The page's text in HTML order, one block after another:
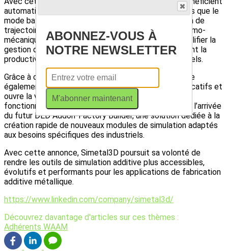
automatiquement de fonctionnalités avancées telles que le
mode batch, l’analyse de sensibilité, la compensation de
trajectoire, ainsi que les simulations thermiques, thermo-
mécaniques et Inherent Strain. L’objectif est de simplifier la
gestion des simulations complexes tout en améliorant la
productivité et la robustesse des workflows industriels.
Grâce à cette approche modulaire, Simetal3D facilite
également le développement de nouveaux cas applicatifs et
ouvre la voie à une intégration plus rapide de futures
fonctionnalités. Cette stratégie prépare notamment l’arrivée
du futur DED Addon-Factory Builder, une solution dédiée à la
création rapide de nouveaux modules de simulation adaptés
aux besoins spécifiques des industriels.
Avec cette annonce, Simetal3D poursuit sa volonté de
rendre les outils de simulation additive plus accessibles,
évolutifs et performants pour les applications de fabrication
additive métallique.
https://www.linkedin.com/company/simetal3d/
Découvrez davantage d'articles sur ces thèmes :
Adhérents WAAM
ABONNEZ-VOUS À
NOTRE NEWSLETTER
M'abonner maintenant